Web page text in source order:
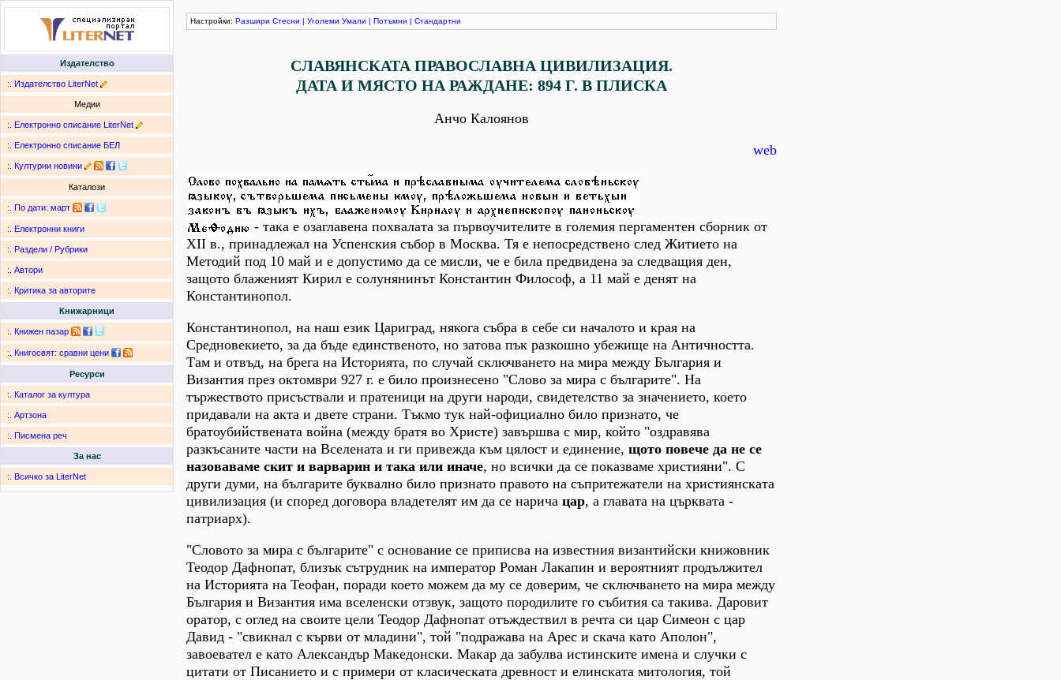
Издателство
:. Издателство LiterNet
Медии
:. Електронно списание LiterNet
:. Електронно списание БЕЛ
:. Културни новини
Каталози
:. По дати: март
:. Електронни книги
:. Раздели / Рубрики
:. Автори
:. Критика за авторите
Книжарници
:. Книжен пазар
:. Книгосвят: сравни цени
Ресурси
:. Каталог за култура
:. Артзона
:. Писмена реч
За нас
:. Всичко за LiterNet
Настройки: Разшири Стесни | Уголеми Умали | Потъмни | Стандартни
СЛАВЯНСКАТА ПРАВОСЛАВНА ЦИВИЛИЗАЦИЯ.
ДАТА И МЯСТО НА РАЖДАНЕ: 894 Г. В ПЛИСКА
Анчо Калоянов
web
- така е озаглавена похвалата за първоучителите в големия пергаментен сборник от
ХІІ в., принадлежал на Успенския събор в Москва. Тя е непосредствено след Житието на
Методий под 10 май и е допустимо да се мисли, че е била предвидена за следващия ден,
защото блаженият Кирил е солунянинът Константин Философ, а 11 май е денят на
Константинопол.
Константинопол, на наш език Цариград, някога събра в себе си началото и края на
Средновекието, за да бъде единственото, но затова пък разкошно убежище на Античността.
Там и отвъд, на брега на Историята, по случай сключването на мира между България и
Византия през октомври 927 г. е било произнесено "Слово за мира с българите". На
тържеството присъствали и пратеници на други народи, свидетелство за значението, което
придавали на акта и двете страни. Тъкмо тук най-официално било признато, че
братоубийствената война (между братя во Христе) завършва с мир, който "оздравява
разкъсаните части на Вселената и ги привежда към цялост и единение, щото повече да не се
назоваваме скит и варварин и така или иначе, но всички да се показваме християни". С
други думи, на българите буквално било признато правото на съпритежатели на християнската
цивилизация (и според договора владетелят им да се нарича цар, а главата на църквата -
патриарх).
"Словото за мира с българите" с основание се приписва на известния византийски книжовник
Теодор Дафнопат, близък сътрудник на император Роман Лакапин и вероятният продължител
на Историята на Теофан, поради което можем да му се доверим, че сключването на мира между
България и Византия има вселенски отзвук, защото породилите го събития са такива. Даровит
оратор, с оглед на своите цели Теодор Дафнопат отъждествил в речта си цар Симеон с цар
Давид - "свикнал с кърви от младини", той "подражава на Арес и скача като Аполон",
завоевател е като Александър Македонски. Макар да забулва истинските имена и случки с
цитати от Писанието и с примери от класическата древност и елинската митология, той